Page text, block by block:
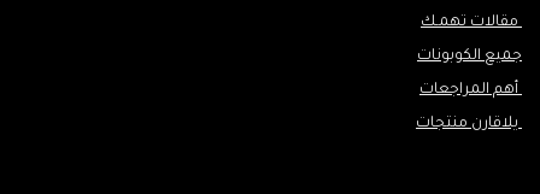
مقالات تهمـك
جميع الكوبونات
أهم المراجعات
يلاقارن منتجات